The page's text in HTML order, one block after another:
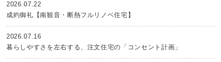
2026.07.22
成約御礼【南観音・断熱フルリノベ住宅】
2026.07.16
暮らしやすさを左右する、注文住宅の「コンセント計画」